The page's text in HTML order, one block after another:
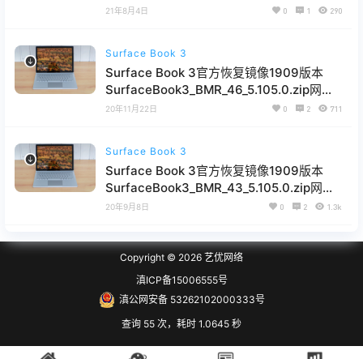
下载
21年8月4日 0 1 290
Surface Book 3
Surface Book 3官方恢复镜像1909版本
SurfaceBook3_BMR_46_5.105.0.zip网盘
下载
20年11月22日 0 2 711
Surface Book 3
Surface Book 3官方恢复镜像1909版本
SurfaceBook3_BMR_43_5.105.0.zip网盘
下载
20年9月8日 0 2 1.3k
Copyright © 2026 艺优网络
滇ICP备15006555号
滇公网安备 53262102000333号
查询 55 次，耗时 1.0645 秒